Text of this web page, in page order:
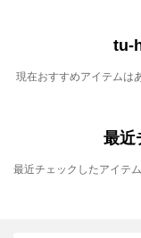
tu-
現在おすすめアイテムは
最近
最近チェックしたアイテ